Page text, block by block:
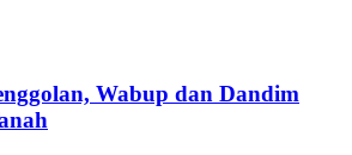
Wabup dan Dandim